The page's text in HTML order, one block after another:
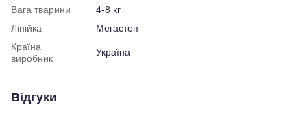
Вага тварини
4-8 кг
Лінійка
Мегастоп
Країна
виробник
Україна
Відгуки